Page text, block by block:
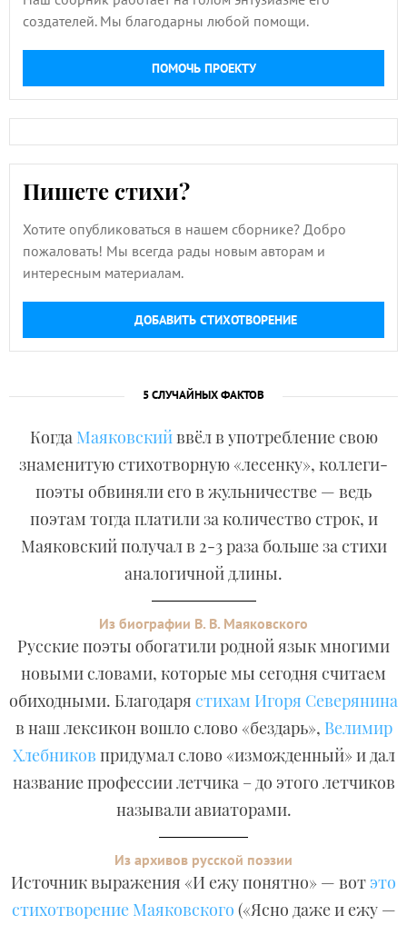
создателей. Мы благодарны любой помощи.
ПОМОЧЬ ПРОЕКТУ
Пишете стихи?
Хотите опубликоваться в нашем сборнике? Добро
пожаловать! Мы всегда рады новым авторам и
интересным материалам.
ДОБАВИТЬ СТИХОТВОРЕНИЕ
5 СЛУЧАЙНЫХ ФАКТОВ
Когда Маяковскийввёл в употребление свою
знаменитую стихотворную «лесенку», коллеги-
поэты обвиняли его в жульничестве — ведь
поэтам тогда платили за количество строк, и
Маяковский получал в 2-3 раза больше за стихи
аналогичной длины.
Из биографии В. В. Маяковского
Русские поэты обогатили родной язык многими
новыми словами, которые мы сегодня считаем
обиходными. Благодаря стихам Игоря Северянина
в наш лексикон вошло слово «бездарь», Велимир
Хлебников придумал слово «изможденный» и дал
название профессии летчика – до этого летчиков
называли авиаторами.
Из архивов русской поэзии
Источник выражения «И ежу понятно» — вот это
стихотворение Маяковского («Ясно даже и ежу —